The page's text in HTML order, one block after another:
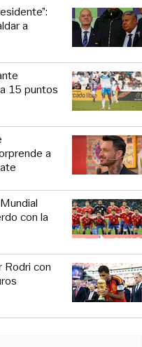
a
15 puntos
a
con la
Rodri con